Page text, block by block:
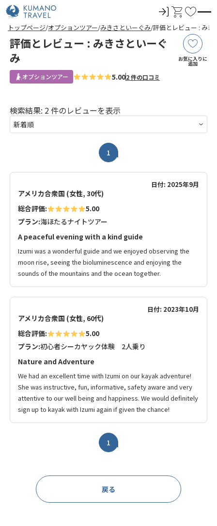
ロ
グ
イ
ン
カ
ー
ト
お
に
入
り
トップページ オプションツアー みきさといーぐみ 評価とレビュー : みき
評価とレビュー : みきさといーぐ
み
お気に入りに
追加
オプションツアー 5.002 件の口コミ
検索結果: 2 件のレビューを表示
1
日付: 2025年9月
アメリカ合衆国 (女性, 30代)
総合評価:
5.00
プラン:海ほたるナイトツアー
A peaceful evening with a kind guide
Izumi was a wonderful guide and we enjoyed observing the
moon rise, seeing the bioluminescence and enjoying the
sounds of the mountains and the ocean together.
日付: 2023年10月
アメリカ合衆国 (女性, 60代)
総合評価:
5.00
プラン:初心者シーカヤック体験 2人乗り
Nature and Adventure
We had an excellent time with Izumi on our kayak adventure!
She was instructive, fun, informative, safety aware and very
attentive to our well being and happiness. We would definitely
sign up to kayak with Izumi again if given the chance!
1
戻る